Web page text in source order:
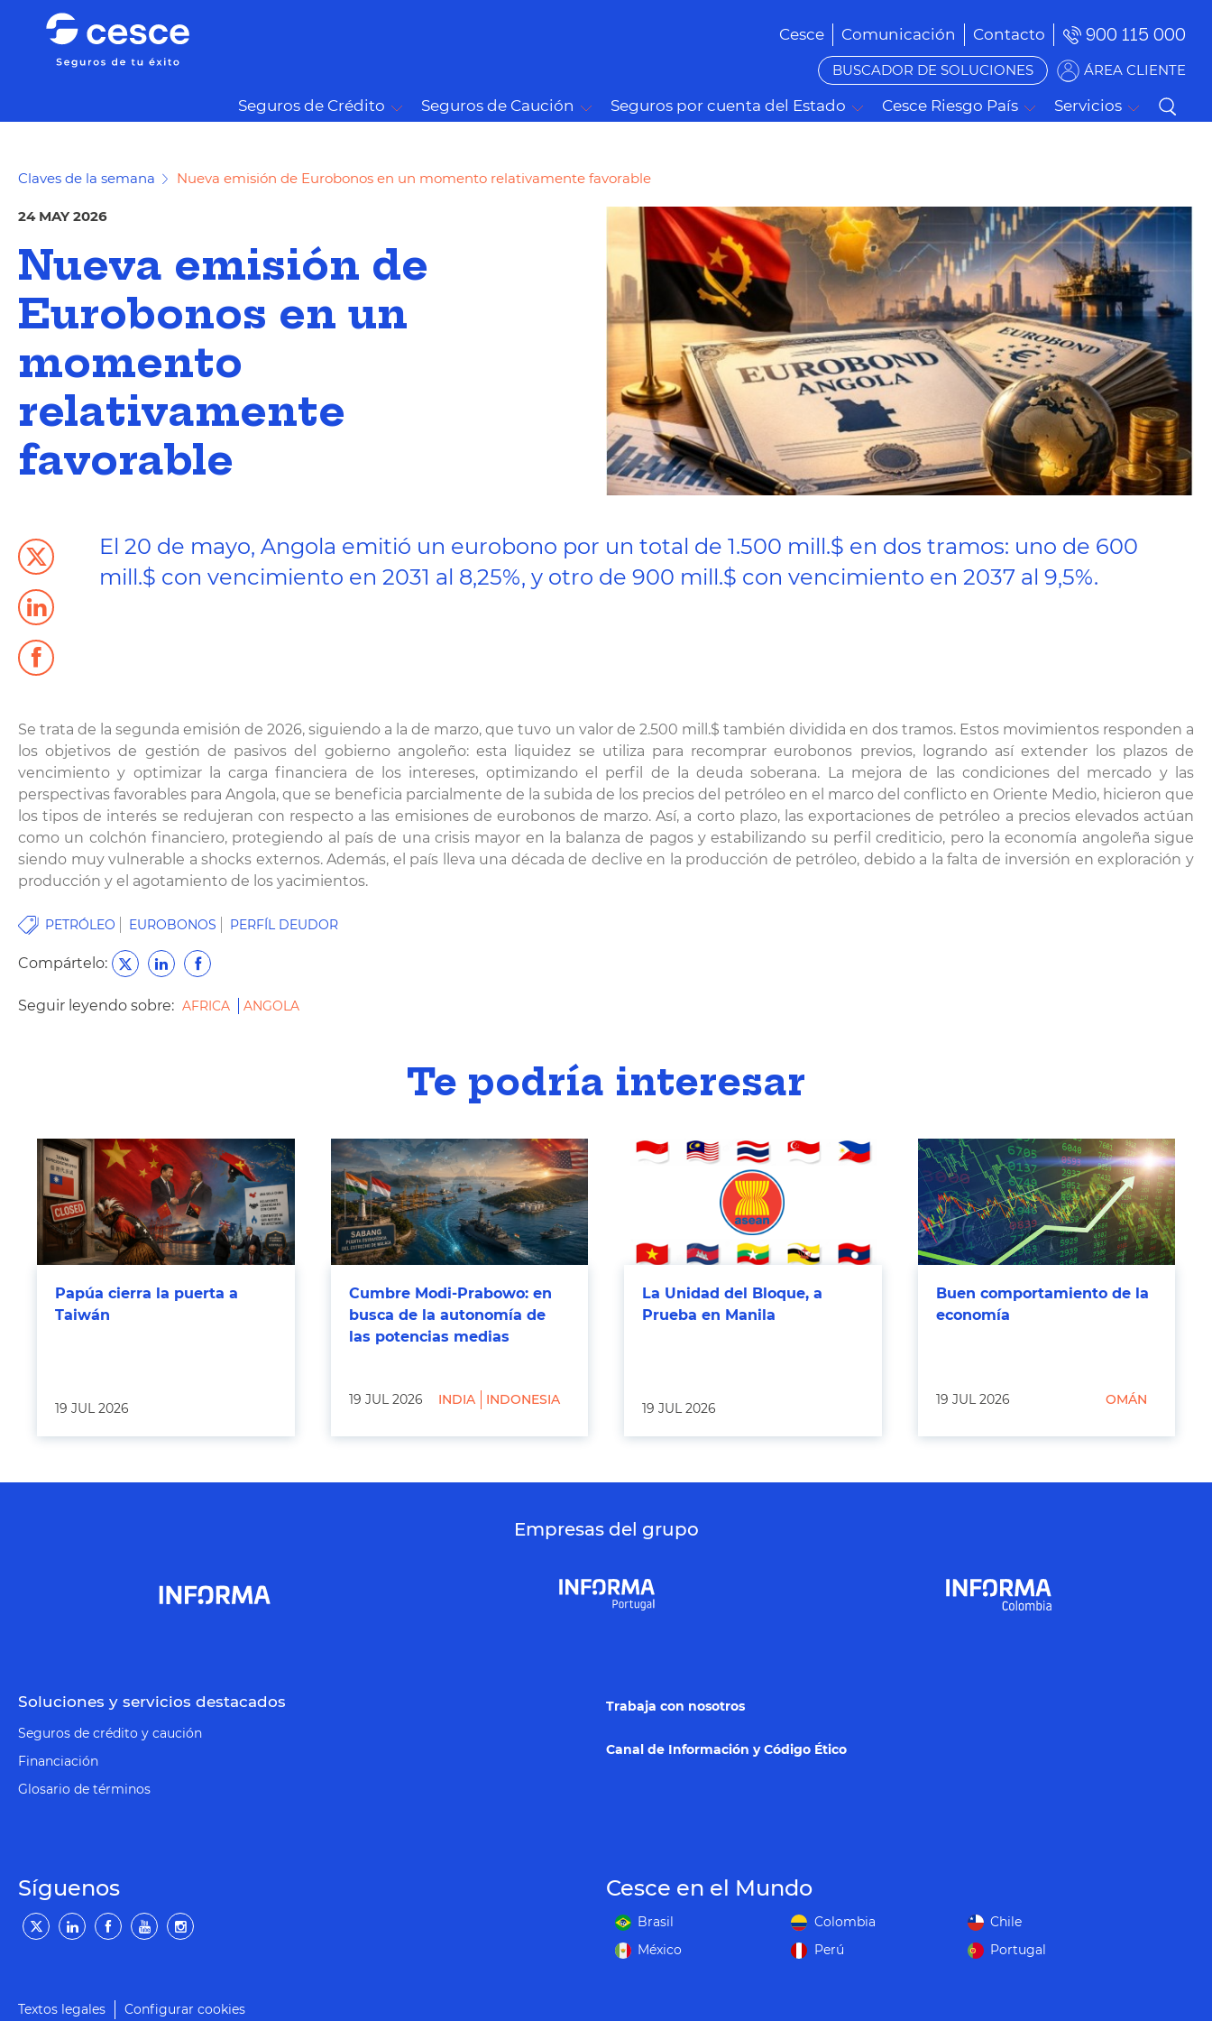
Cesce Comunicación Contacto 900 115 000
BUSCADOR DE SOLUCIONES ÁREA CLIENTE
Seguros de Crédito Seguros de Caución Seguros por cuenta del Estado Cesce Riesgo País Servicios
Claves de la semana Nueva emisión de Eurobonos en un momento relativamente favorable
24 MAY 2026
Nueva emisión de
Eurobonos en un
momento
relativamente
favorable
El 20 de mayo, Angola emitió un eurobono por un total de 1.500 mill.$ en dos tramos: uno de 600
mill.$ con vencimiento en 2031 al 8,25%, y otro de 900 mill.$ con vencimiento en 2037 al 9,5%.
Se trata de la segunda emisión de 2026, siguiendo a la de marzo, que tuvo un valor de 2.500 mill.$ también dividida en dos tramos. Estos movimientos responden a
los objetivos de gestión de pasivos del gobierno angoleño: esta liquidez se utiliza para recomprar eurobonos previos, logrando así extender los plazos de
vencimiento y optimizar la carga financiera de los intereses, optimizando el perfil de la deuda soberana. La mejora de las condiciones del mercado y las
perspectivas favorables para Angola, que se beneficia parcialmente de la subida de los precios del petróleo en el marco del conflicto en Oriente Medio, hicieron que
los tipos de interés se redujeran con respecto a las emisiones de eurobonos de marzo. Así, a corto plazo, las exportaciones de petróleo a precios elevados actúan
como un colchón financiero, protegiendo al país de una crisis mayor en la balanza de pagos y estabilizando su perfil crediticio, pero la economía angoleña sigue
siendo muy vulnerable a shocks externos. Además, el país lleva una década de declive en la producción de petróleo, debido a la falta de inversión en exploración y
producción y el agotamiento de los yacimientos.
PETRÓLEO EUROBONOS PERFÍL DEUDOR
Compártelo:
Seguir leyendo sobre: AFRICA ANGOLA
Te podría interesar
Papúa cierra la puerta a
Taiwán
19 JUL 2026
Cumbre Modi-Prabowo: en
busca de la autonomía de
las potencias medias
19 JUL 2026 INDIA INDONESIA
La Unidad del Bloque, a
Prueba en Manila
19 JUL 2026
Buen comportamiento de la
economía
19 JUL 2026 OMÁN
Empresas del grupo
Soluciones y servicios destacados
Seguros de crédito y caución
Financiación
Glosario de términos
Trabaja con nosotros
Canal de Información y Código Ético
Síguenos Cesce en el Mundo
Brasil Colombia
Chile
México
Perú Portugal
Textos legales Configurar cookies